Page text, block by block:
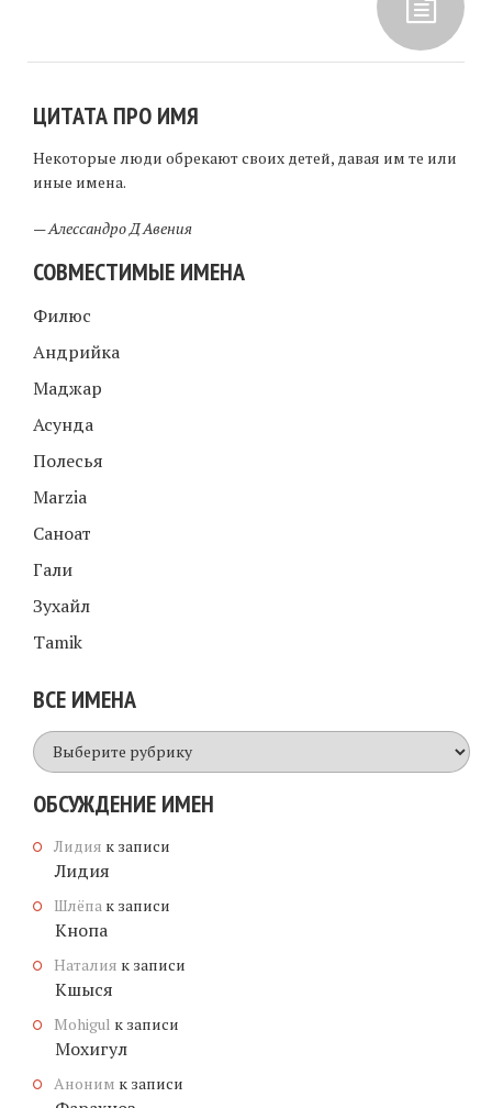
ЦИТАТА ПРО ИМЯ
Некоторые люди обрекают своих детей, давая им те или
иные имена.
—Алессандро Д Авения
СОВМЕСТИМЫЕ ИМЕНА
Филюс
Андрийка
Маджар
Асунда
Полесья
Marzia
Саноат
Гали
Зухайл
Tamik
ВСЕ ИМЕНА
Все
имена
ОБСУЖДЕНИЕ ИМЕН
Лидия к записи
Лидия
Шлёпа к записи
Кнопа
Наталия к записи
Кшыся
Mohigul к записи
Мохигул
Аноним к записи